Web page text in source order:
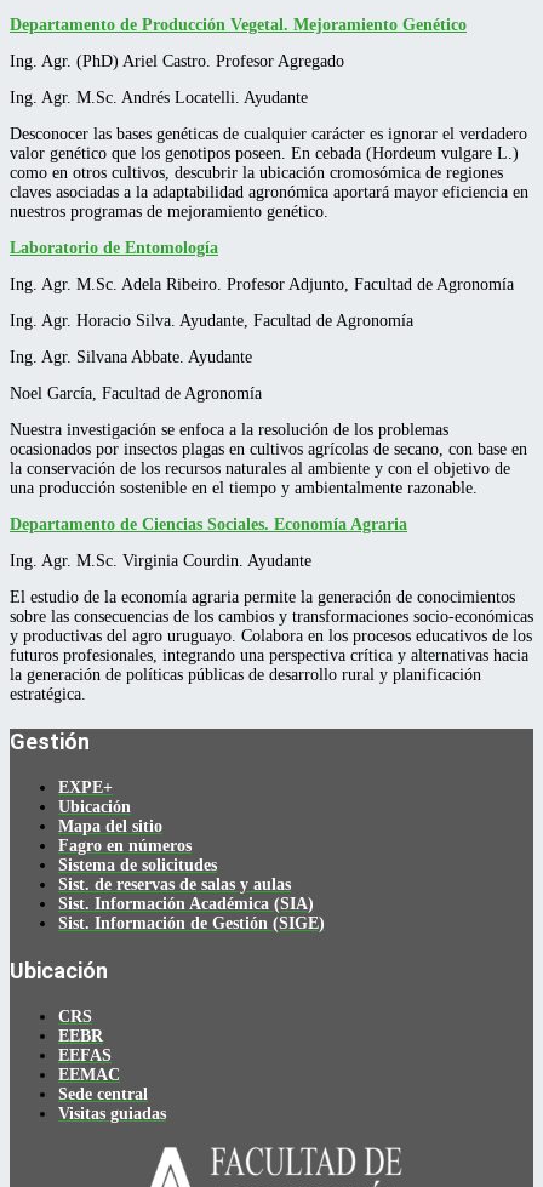
Departamento de Producción Vegetal. Mejoramiento Genético
Ing. Agr. (PhD) Ariel Castro. Profesor Agregado
Ing. Agr. M.Sc. Andrés Locatelli. Ayudante
Desconocer las bases genéticas de cualquier carácter es ignorar el verdadero
valor genético que los genotipos poseen. En cebada (Hordeum vulgare L.)
como en otros cultivos, descubrir la ubicación cromosómica de regiones
claves asociadas a la adaptabilidad agronómica aportará mayor eficiencia en
nuestros programas de mejoramiento genético.
Laboratorio de Entomología
Ing. Agr. M.Sc. Adela Ribeiro. Profesor Adjunto, Facultad de Agronomía
Ing. Agr. Horacio Silva. Ayudante, Facultad de Agronomía
Ing. Agr. Silvana Abbate. Ayudante
Noel García, Facultad de Agronomía
Nuestra investigación se enfoca a la resolución de los problemas
ocasionados por insectos plagas en cultivos agrícolas de secano, con base en
la conservación de los recursos naturales al ambiente y con el objetivo de
una producción sostenible en el tiempo y ambientalmente razonable.
Departamento de Ciencias Sociales. Economía Agraria
Ing. Agr. M.Sc. Virginia Courdin. Ayudante
El estudio de la economía agraria permite la generación de conocimientos
sobre las consecuencias de los cambios y transformaciones socio-económicas
y productivas del agro uruguayo. Colabora en los procesos educativos de los
futuros profesionales, integrando una perspectiva crítica y alternativas hacia
la generación de políticas públicas de desarrollo rural y planificación
estratégica.
Gestión
EXPE+
Ubicación
Mapa del sitio
Fagro en números
Sistema de solicitudes
Sist. de reservas de salas y aulas
Sist. Información Académica (SIA)
Sist. Información de Gestión (SIGE)
Ubicación
CRS
EEBR
EEFAS
EEMAC
Sede central
Visitas guiadas